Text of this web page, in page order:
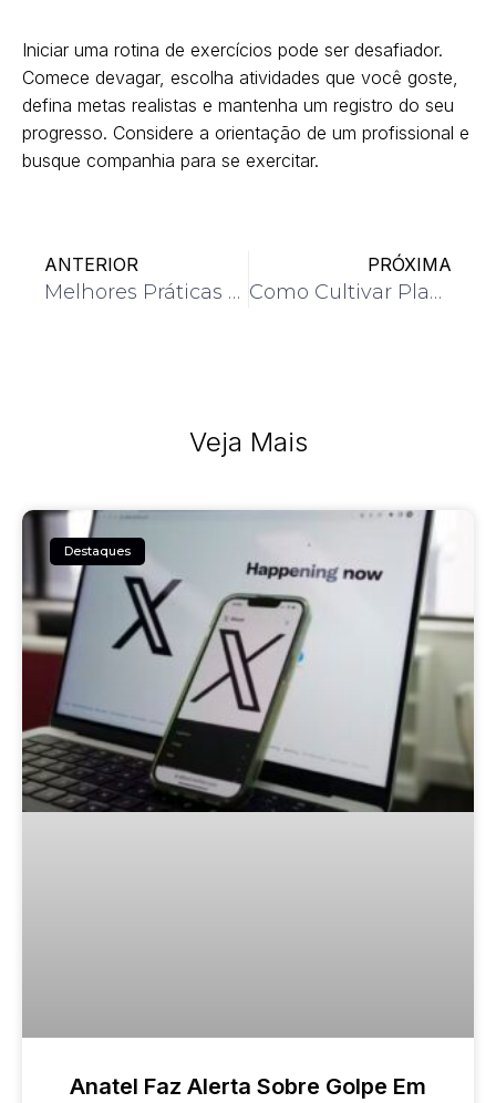
Iniciar uma rotina de exercícios pode ser desafiador.
Comece devagar, escolha atividades que você goste,
defina metas realistas e mantenha um registro do seu
progresso. Considere a orientação de um profissional e
busque companhia para se exercitar.
ANTERIOR
Melhores Práticas para um Sono de Qualidade
PRÓXIMA
Como Cultivar Plantas em Apartamentos
Veja Mais
Destaques
Anatel Faz Alerta Sobre Golpe Em